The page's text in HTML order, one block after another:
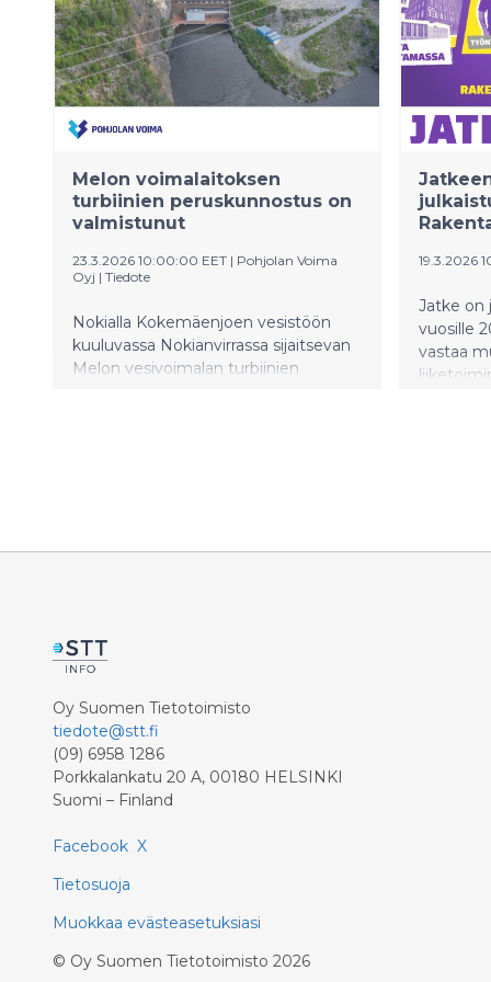
Yhteinen
käytössä.
laajan
Melon voimalaitoksen
turbiinien peruskunnostus on
valmistunut
23.3.2026 10:00:00 EET | Pohjolan Voima
Oyj | Tiedote
Nokialla Kokemäenjoen vesistöön
kuuluvassa Nokianvirrassa sijaitsevan
Melon vesivoimalan turbiinien
varmistetaan vakaata
19.3.2026
Jatke on
vuosille
vastaa
Oy Suomen Tietotoimisto
tiedote@stt.fi
(09) 6958 1286
Porkkalankatu 20 A, 00180 HELSINKI
Suomi – Finland
Facebook X
Tietosuoja
Muokkaa evästeasetuksiasi
© Oy Suomen Tietotoimisto 2026